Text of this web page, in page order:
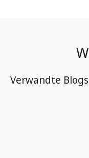
Verwandte Blogs